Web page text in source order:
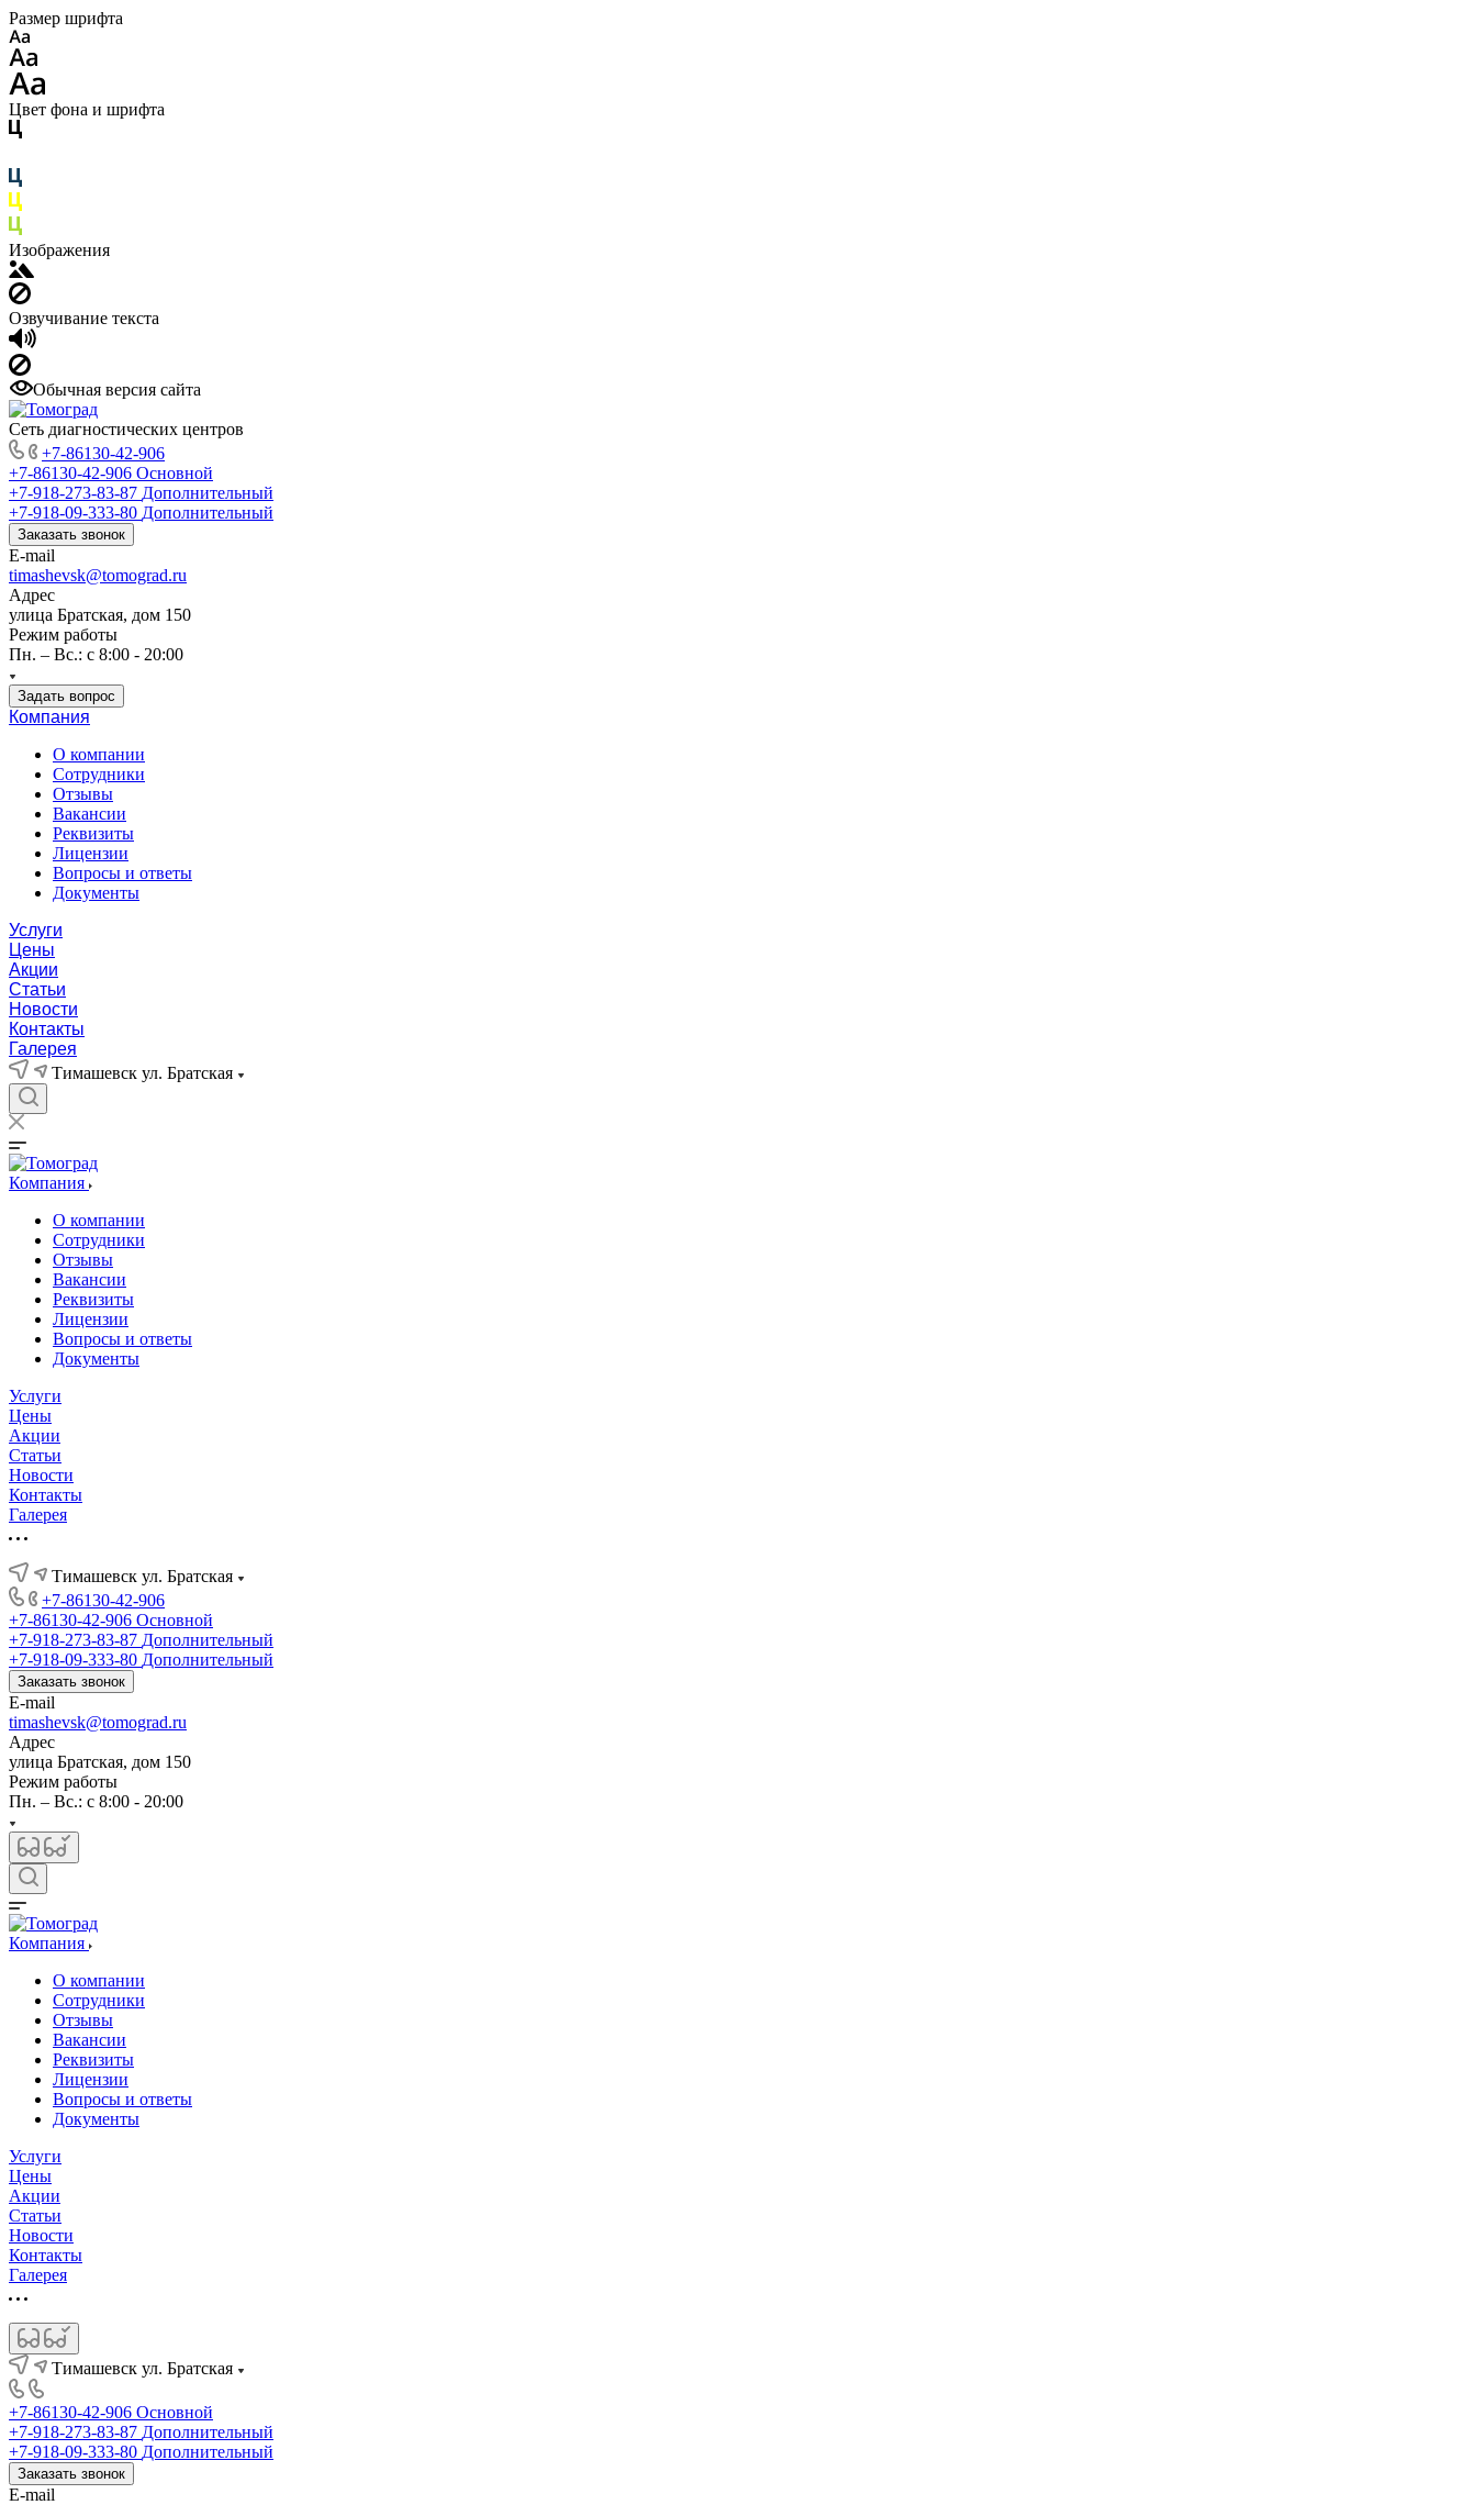
Размер шрифта
Цвет фона и шрифта
Изображения
Озвучивание текста
Обычная версия сайта
Сеть диагностических центров
+7-86130-42-906
+7-86130-42-906 Основной
+7-918-273-83-87 Дополнительный
+7-918-09-333-80 Дополнительный
Заказать звонок
E-mail
timashevsk@tomograd.ru
Адрес
улица Братская, дом 150
Режим работы
Пн. – Вс.: с 8:00 - 20:00
Задать вопрос
Компания
О компании
Сотрудники
Отзывы
Вакансии
Реквизиты
Лицензии
Вопросы и ответы
Документы
Услуги
Цены
Акции
Статьи
Новости
Контакты
Галерея
Тимашевск ул. Братская
Компания
О компании
Сотрудники
Отзывы
Вакансии
Реквизиты
Лицензии
Вопросы и ответы
Документы
Услуги
Цены
Акции
Статьи
Новости
Контакты
Галерея
Тимашевск ул. Братская
+7-86130-42-906
+7-86130-42-906 Основной
+7-918-273-83-87 Дополнительный
+7-918-09-333-80 Дополнительный
Заказать звонок
E-mail
timashevsk@tomograd.ru
Адрес
улица Братская, дом 150
Режим работы
Пн. – Вс.: с 8:00 - 20:00
Компания
О компании
Сотрудники
Отзывы
Вакансии
Реквизиты
Лицензии
Вопросы и ответы
Документы
Услуги
Цены
Акции
Статьи
Новости
Контакты
Галерея
Тимашевск ул. Братская
+7-86130-42-906 Основной
+7-918-273-83-87 Дополнительный
+7-918-09-333-80 Дополнительный
Заказать звонок
E-mail